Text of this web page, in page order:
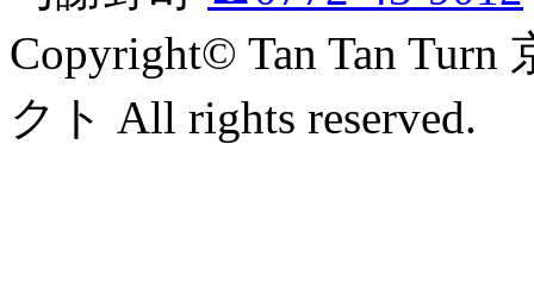
Copyright© Tan Tan
クト All rights reserved.